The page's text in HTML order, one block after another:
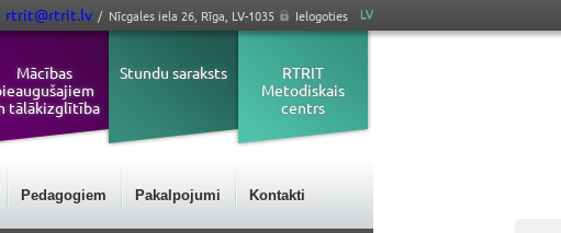
rtrit@rtrit.lv / Nīcgales iela 26, Rīga, LV-1035 Ielogoties LV
Mācības
tālākizglītība
Stundu saraksts
RTRIT
Metodiskais
centrs
Pedagogiem Pakalpojumi Kontakti